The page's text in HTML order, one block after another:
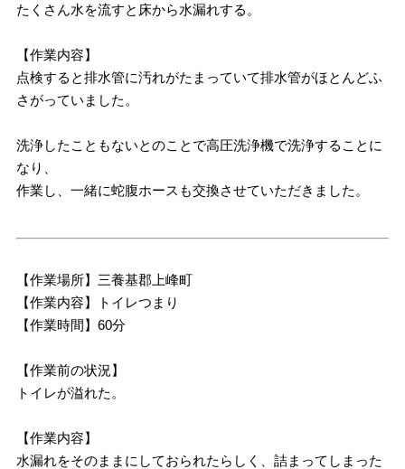
たくさん水を流すと床から水漏れする。
【作業内容】
点検すると排水管に汚れがたまっていて排水管がほとんどふ
さがっていました。
洗浄したこともないとのことで高圧洗浄機で洗浄することに
なり、
作業し、一緒に蛇腹ホースも交換させていただきました。
【作業場所】三養基郡上峰町
【作業内容】トイレつまり
【作業時間】60分
【作業前の状況】
トイレが溢れた。
【作業内容】
水漏れをそのままにしておられたらしく、詰まってしまった